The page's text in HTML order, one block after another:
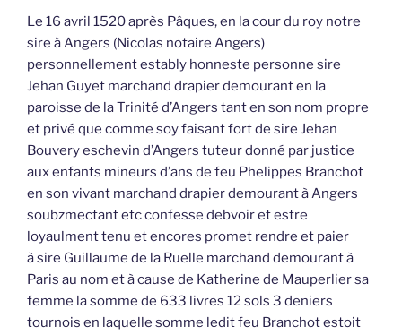
Le 16 avril 1520 après Pâques, en la cour du roy notre
sire à Angers (Nicolas notaire Angers)
personnellement estably honneste personne sire
Jehan Guyet marchand drapier demourant en la
paroisse de la Trinité d’Angers tant en son nom propre
et privé que comme soy faisant fort de sire Jehan
Bouvery eschevin d’Angers tuteur donné par justice
aux enfants mineurs d’ans de feu Phelippes Branchot
en son vivant marchand drapier demourant à Angers
soubzmectant etc confesse debvoir et estre
loyaulment tenu et encores promet rendre et paier
à sire Guillaume de la Ruelle marchand demourant à
Paris au nom et à cause de Katherine de Mauperlier sa
femme la somme de 633 livres 12 sols 3 deniers
tournois en laquelle somme ledit feu Branchot estoit